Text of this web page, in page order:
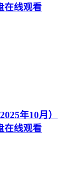
在线观看
年10月）
在线观看